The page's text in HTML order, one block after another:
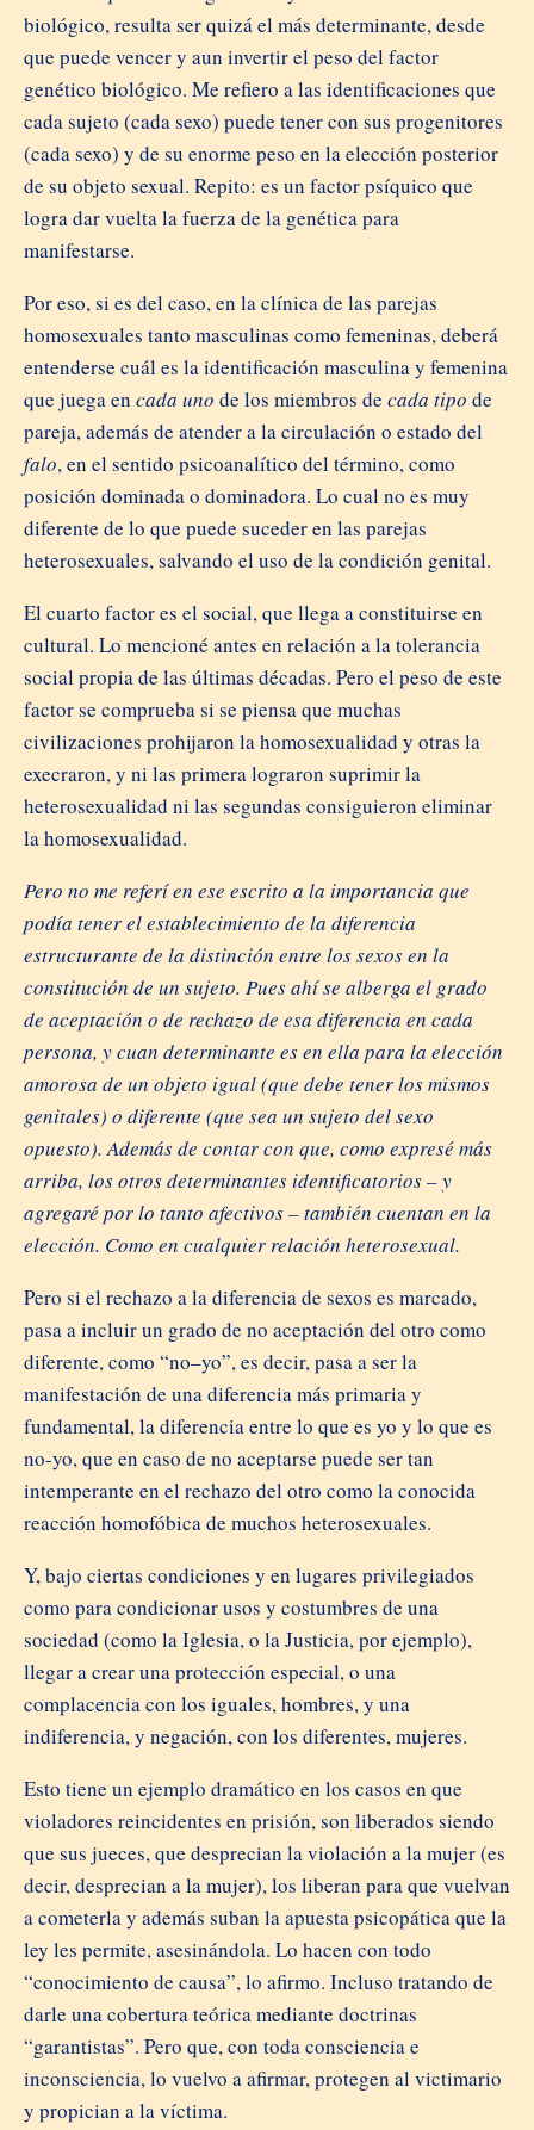
biológico, resulta ser quizá el más determinante, desde
que puede vencer y aun invertir el peso del factor
genético biológico. Me refiero a las identificaciones que
cada sujeto (cada sexo) puede tener con sus progenitores
(cada sexo) y de su enorme peso en la elección posterior
de su objeto sexual. Repito: es un factor psíquico que
logra dar vuelta la fuerza de la genética para
manifestarse.
Por eso, si es del caso, en la clínica de las parejas
homosexuales tanto masculinas como femeninas, deberá
entenderse cuál es la identificación masculina y femenina
que juega en cada uno de los miembros de cada tipo de
pareja, además de atender a la circulación o estado del
falo, en el sentido psicoanalítico del término, como
posición dominada o dominadora. Lo cual no es muy
diferente de lo que puede suceder en las parejas
heterosexuales, salvando el uso de la condición genital.
El cuarto factor es el social, que llega a constituirse en
cultural. Lo mencioné antes en relación a la tolerancia
social propia de las últimas décadas. Pero el peso de este
factor se comprueba si se piensa que muchas
civilizaciones prohijaron la homosexualidad y otras la
execraron, y ni las primera lograron suprimir la
heterosexualidad ni las segundas consiguieron eliminar
la homosexualidad.
Pero no me referí en ese escrito a la importancia que
podía tener el establecimiento de la diferencia
estructurante de la distinción entre los sexos en la
constitución de un sujeto. Pues ahí se alberga el grado
de aceptación o de rechazo de esa diferencia en cada
persona, y cuan determinante es en ella para la elección
amorosa de un objeto igual (que debe tener los mismos
genitales) o diferente (que sea un sujeto del sexo
opuesto). Además de contar con que, como expresé más
arriba, los otros determinantes identificatorios – y
agregaré por lo tanto afectivos – también cuentan en la
elección. Como en cualquier relación heterosexual.
Pero si el rechazo a la diferencia de sexos es marcado,
pasa a incluir un grado de no aceptación del otro como
diferente, como “no–yo”, es decir, pasa a ser la
manifestación de una diferencia más primaria y
fundamental, la diferencia entre lo que es yo y lo que es
no-yo, que en caso de no aceptarse puede ser tan
intemperante en el rechazo del otro como la conocida
reacción homofóbica de muchos heterosexuales.
Y, bajo ciertas condiciones y en lugares privilegiados
como para condicionar usos y costumbres de una
sociedad (como la Iglesia, o la Justicia, por ejemplo),
llegar a crear una protección especial, o una
complacencia con los iguales, hombres, y una
indiferencia, y negación, con los diferentes, mujeres.
Esto tiene un ejemplo dramático en los casos en que
violadores reincidentes en prisión, son liberados siendo
que sus jueces, que desprecian la violación a la mujer (es
decir, desprecian a la mujer), los liberan para que vuelvan
a cometerla y además suban la apuesta psicopática que la
ley les permite, asesinándola. Lo hacen con todo
“conocimiento de causa”, lo afirmo. Incluso tratando de
darle una cobertura teórica mediante doctrinas
“garantistas”. Pero que, con toda consciencia e
inconsciencia, lo vuelvo a afirmar, protegen al victimario
y propician a la víctima.